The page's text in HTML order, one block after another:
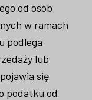
od osób
w ramach
podlega
lub
się
podatku od